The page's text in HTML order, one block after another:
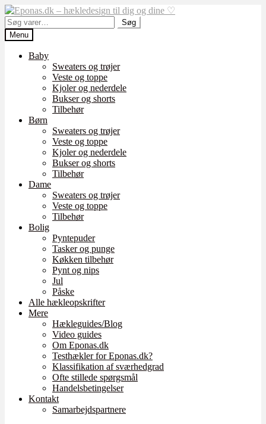
Spring
til
navigation
Spring
til
indhold
Søg
efter:
Søg
Menu
Baby
Sweaters og trøjer
Veste og toppe
Kjoler og nederdele
Bukser og shorts
Tilbehør
Børn
Sweaters og trøjer
Veste og toppe
Kjoler og nederdele
Bukser og shorts
Tilbehør
Dame
Sweaters og trøjer
Veste og toppe
Tilbehør
Bolig
Pyntepuder
Tasker og punge
Køkken tilbehør
Pynt og nips
Jul
Påske
Alle hækleopskrifter
Mere
Hækleguides/Blog
Video guides
Om Eponas.dk
Testhækler for Eponas.dk?
Klassifikation af sværhedgrad
Ofte stillede spørgsmål
Handelsbetingelser
Kontakt
Samarbejdspartnere